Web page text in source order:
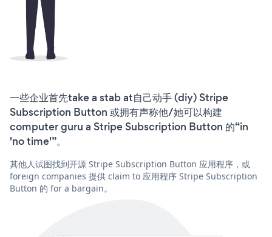
一些企业首先take a stab at自己动手 (diy) Stripe
Subscription Button 或拥有声称他/她可以构建
computer guru a Stripe Subscription Button 的“in
'no time'”。
其他人试图找到开源 Stripe Subscription Button 应用程序，或
foreign companies 提供 claim to 应用程序 Stripe Subscription
Button 的 for a bargain。